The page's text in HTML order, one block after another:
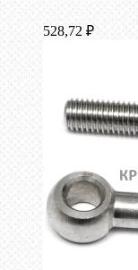
528,72 ₽